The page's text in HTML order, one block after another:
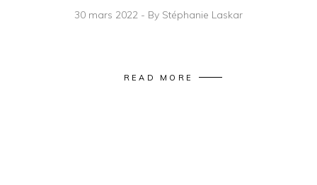
30 mars 2022 By Stéphanie Laskar
READ MORE